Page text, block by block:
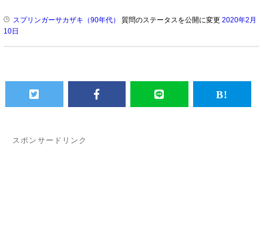
スプリンガーサカザキ（90年代） 質問のステータスを公開に変更 2020年2月
10日
スポンサードリンク